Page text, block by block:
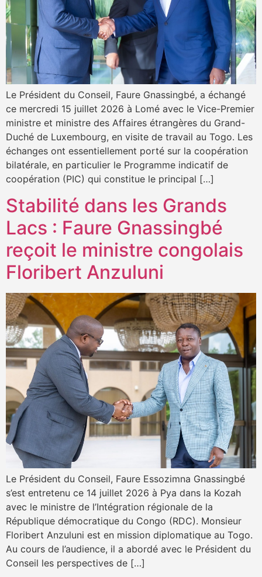
Le Président du Conseil, Faure Gnassingbé, a échangé
ce mercredi 15 juillet 2026 à Lomé avec le Vice-Premier
ministre et ministre des Affaires étrangères du Grand-
Duché de Luxembourg, en visite de travail au Togo. Les
échanges ont essentiellement porté sur la coopération
bilatérale, en particulier le Programme indicatif de
coopération (PIC) qui constitue le principal […]
Stabilité dans les Grands
Lacs : Faure Gnassingbé
reçoit le ministre congolais
Floribert Anzuluni
Le Président du Conseil, Faure Essozimna Gnassingbé
s’est entretenu ce 14 juillet 2026 à Pya dans la Kozah
avec le ministre de l’Intégration régionale de la
République démocratique du Congo (RDC). Monsieur
Floribert Anzuluni est en mission diplomatique au Togo.
Au cours de l’audience, il a abordé avec le Président du
Conseil les perspectives de […]